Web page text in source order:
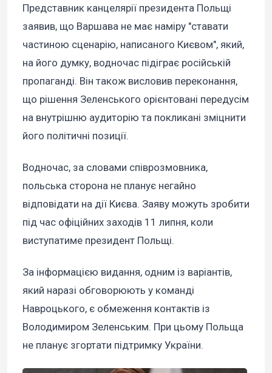
Представник канцелярії президента Польщі
заявив, що Варшава не має наміру "ставати
частиною сценарію, написаного Києвом", який,
на його думку, водночас підіграє російській
пропаганді. Він також висловив переконання,
що рішення Зеленського орієнтовані передусім
на внутрішню аудиторію та покликані зміцнити
його політичні позиції.
Водночас, за словами співрозмовника,
польська сторона не планує негайно
відповідати на дії Києва. Заяву можуть зробити
під час офіційних заходів 11 липня, коли
виступатиме президент Польщі.
За інформацією видання, одним із варіантів,
який наразі обговорюють у команді
Навроцького, є обмеження контактів із
Володимиром Зеленським. При цьому Польща
не планує згортати підтримку України.